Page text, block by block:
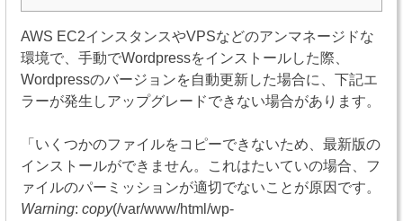
AWS EC2インスタンスやVPSなどのアンマネージドな
環境で、手動でWordpressをインストールした際、
Wordpressのバージョンを自動更新した場合に、下記エ
ラーが発生しアップグレードできない場合があります。
「いくつかのファイルをコピーできないため、最新版の
インストールができません。これはたいていの場合、フ
ァイルのパーミッションが適切でないことが原因です。
Warning: copy(/var/www/html/wp-